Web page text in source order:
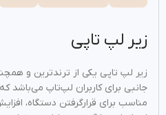
زیر لپ تاپی
زیر لپ تاپی یکی از ترند‌ترین و
جانبی برای کاربران لپ‌تاپ می‌باشد
مناسب برای قرارگرفتن دستگاه،